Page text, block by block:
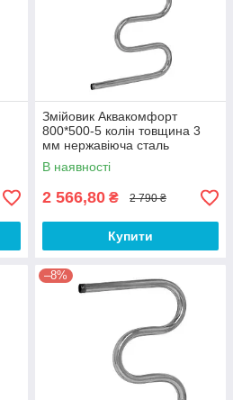
Змійовик Аквакомфорт
800*500-5 колін товщина 3
мм нержавіюча сталь
В наявності
2 566,80 ₴ 2 790 ₴
Купити
–8%